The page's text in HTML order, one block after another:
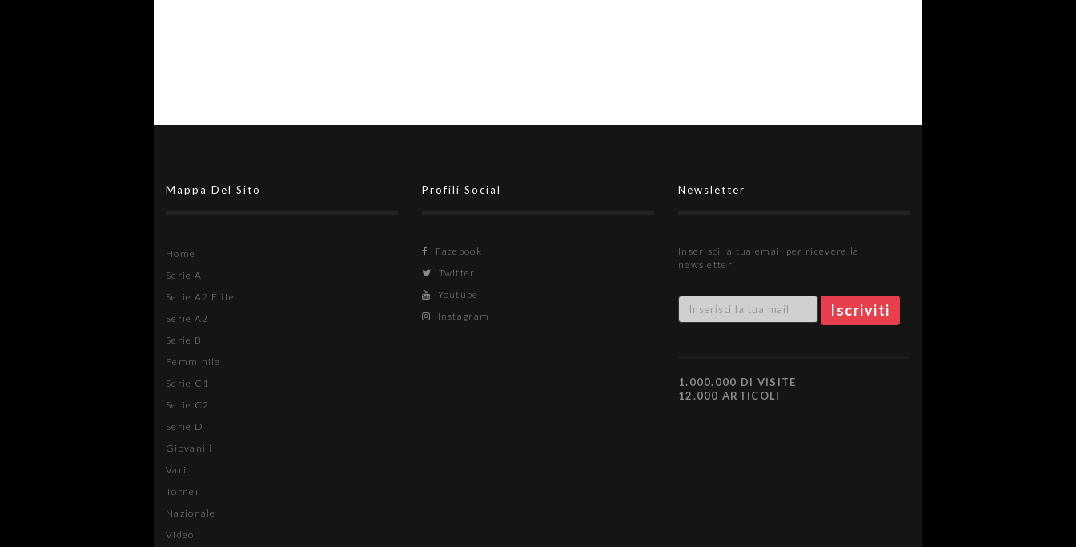
Mappa Del Sito
Home
Serie A
Serie A2 Élite
Serie A2
Serie B
Femminile
Serie C1
Serie C2
Serie D
Giovanili
Vari
Tornei
Nazionale
Video
Profili Social
Facebook
Twitter
Youtube
Instagram
Newsletter
Inserisci la tua email per ricevere la
newsletter
1.000.000 DI VISITE
12.000 ARTICOLI